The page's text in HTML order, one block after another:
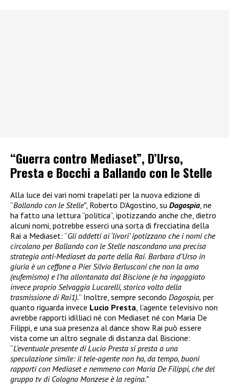
“Guerra contro Mediaset”, D’Urso,
Presta e Bocchi a Ballando con le Stelle
Alla luce dei vari nomi trapelati per la nuova edizione di
“Ballando con le Stelle”, Roberto D’Agostino, su Dagospia, ne
ha fatto una lettura “politica”, ipotizzando anche che, dietro
alcuni nomi, potrebbe esserci una sorta di frecciatina della
Rai a Mediaset: “Gli addetti ai ‘livori’ ipotizzano che i nomi che
circolano per Ballando con le Stelle nascondano una precisa
strategia anti-Mediaset da parte della Rai. Barbara d’Urso in
giuria è un ceffone a Pier Silvio Berlusconi che non la ama
(eufemismo) e l’ha allontanata dal Biscione (e ha ingaggiato
invece proprio Selvaggia Lucarelli, storico volto della
trasmissione di Rai1).” Inoltre, sempre secondo Dagospia, per
quanto riguarda invece Lucio Presta, l’agente televisivo non
avrebbe rapporti idilliaci né con Mediaset né con Maria De
Filippi, e una sua presenza al dance show Rai può essere
vista come un altro segnale di distanza dal Biscione:
“L’eventuale presente di Lucio Presta si presta a una
speculazione simile: il tele-agente non ha, da tempo, buoni
rapporti con Mediaset e nemmeno con Maria De Filippi, che del
gruppo tv di Cologno Monzese è la regina.”